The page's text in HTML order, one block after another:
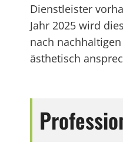
Dienstleister
Jahr 2025 wird
nach
ästhetisch